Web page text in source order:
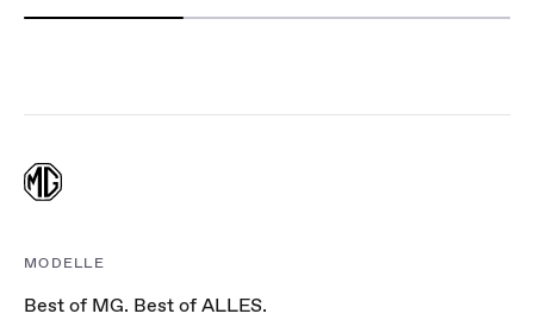
MODELLE
Best of MG. Best of ALLES.